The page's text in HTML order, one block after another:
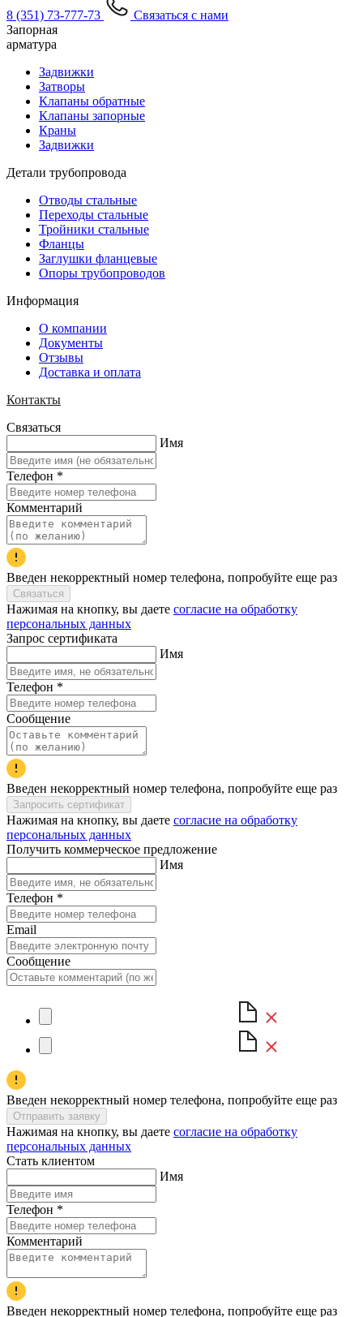
8 (351) 73-777-73
Связаться с нами
Запорная
арматура
Задвижки
Затворы
Клапаны обратные
Клапаны запорные
Краны
Задвижки
Детали трубопровода
Отводы стальные
Переходы стальные
Тройники стальные
Фланцы
Заглушки фланцевые
Опоры трубопроводов
Информация
О компании
Документы
Отзывы
Доставка и оплата
Контакты
Связаться
Имя
Телефон *
Комментарий
Введен некорректный номер телефона, попробуйте еще раз
Связаться
Нажимая на кнопку, вы даете согласие на обработку
персональных данных
Запрос сертификата
Имя
Телефон *
Сообщение
Введен некорректный номер телефона, попробуйте еще раз
Запросить сертификат
Нажимая на кнопку, вы даете согласие на обработку
персональных данных
Получить коммерческое предложение
Имя
Телефон *
Email
Сообщение
Введен некорректный номер телефона, попробуйте еще раз
Отправить заявку
Нажимая на кнопку, вы даете согласие на обработку
персональных данных
Стать клиентом
Имя
Телефон *
Комментарий
Введен некорректный номер телефона, попробуйте еще раз